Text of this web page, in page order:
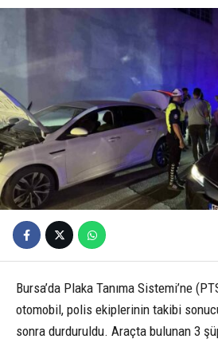
Bursa’da Plaka Tanıma Sistemi’ne
otomobil, polis ekiplerinin takibi
sonra durduruldu. Araçta bulunan 3